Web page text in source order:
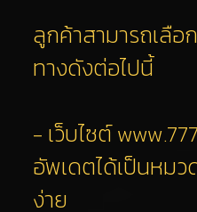
ลูกค้าสามารถเลือ
ทางดังต่อไปนี้
- เว็บไซต์
อัพเดตได้เป็นหม
ง่าย